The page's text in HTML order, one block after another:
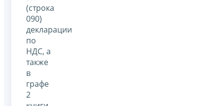
(строка
090)
декларации
по
НДС, а
также
в
графе
2